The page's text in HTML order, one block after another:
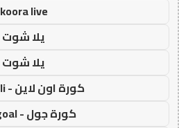
koora live
يلا شوت
يلا شوت
كورة اون لاين - kora onli
كورة جول - kora goal